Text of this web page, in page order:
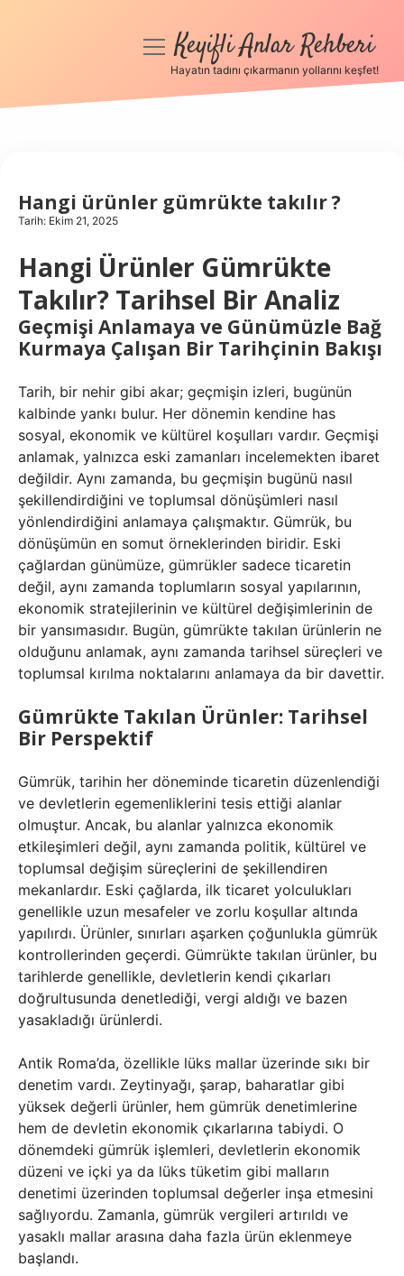
Anasayfa
Hakkımızda
menüyüKeyifli Anlar Rehberi
Hayatın tadını çıkarmanın yollarını keşfet!
Hangi ürünler gümrükte takılır ?
Tarih: Ekim 21, 2025
Hangi Ürünler Gümrükte
Takılır? Tarihsel Bir Analiz
Geçmişi Anlamaya ve Günümüzle Bağ
Kurmaya Çalışan Bir Tarihçinin Bakışı
Tarih, bir nehir gibi akar; geçmişin izleri, bugünün
kalbinde yankı bulur. Her dönemin kendine has
sosyal, ekonomik ve kültürel koşulları vardır. Geçmişi
anlamak, yalnızca eski zamanları incelemekten ibaret
değildir. Aynı zamanda, bu geçmişin bugünü nasıl
şekillendirdiğini ve toplumsal dönüşümleri nasıl
yönlendirdiğini anlamaya çalışmaktır. Gümrük, bu
dönüşümün en somut örneklerinden biridir. Eski
çağlardan günümüze, gümrükler sadece ticaretin
değil, aynı zamanda toplumların sosyal yapılarının,
ekonomik stratejilerinin ve kültürel değişimlerinin de
bir yansımasıdır. Bugün, gümrükte takılan ürünlerin ne
olduğunu anlamak, aynı zamanda tarihsel süreçleri ve
toplumsal kırılma noktalarını anlamaya da bir davettir.
Gümrükte Takılan Ürünler: Tarihsel
Bir Perspektif
Gümrük, tarihin her döneminde ticaretin düzenlendiği
ve devletlerin egemenliklerini tesis ettiği alanlar
olmuştur. Ancak, bu alanlar yalnızca ekonomik
etkileşimleri değil, aynı zamanda politik, kültürel ve
toplumsal değişim süreçlerini de şekillendiren
mekanlardır. Eski çağlarda, ilk ticaret yolculukları
genellikle uzun mesafeler ve zorlu koşullar altında
yapılırdı. Ürünler, sınırları aşarken çoğunlukla gümrük
kontrollerinden geçerdi. Gümrükte takılan ürünler, bu
tarihlerde genellikle, devletlerin kendi çıkarları
doğrultusunda denetlediği, vergi aldığı ve bazen
yasakladığı ürünlerdi.
Antik Roma’da, özellikle lüks mallar üzerinde sıkı bir
denetim vardı. Zeytinyağı, şarap, baharatlar gibi
yüksek değerli ürünler, hem gümrük denetimlerine
hem de devletin ekonomik çıkarlarına tabiydi. O
dönemdeki gümrük işlemleri, devletlerin ekonomik
düzeni ve içki ya da lüks tüketim gibi malların
denetimi üzerinden toplumsal değerler inşa etmesini
sağlıyordu. Zamanla, gümrük vergileri artırıldı ve
yasaklı mallar arasına daha fazla ürün eklenmeye
başlandı.